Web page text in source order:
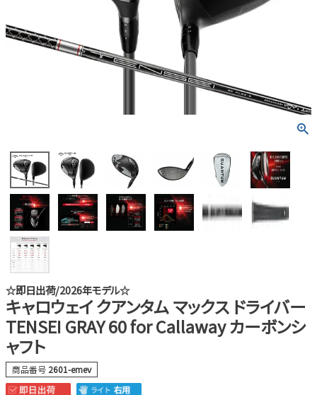
☆即日出荷/2026年モデル☆
キャロウェイ クアンタム マックス ドライバー
TENSEI GRAY 60 for Callaway カーボンシ
ャフト
商品番号 2601-emev